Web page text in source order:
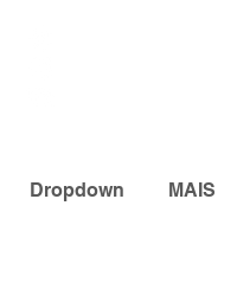
Dropdown MAIS